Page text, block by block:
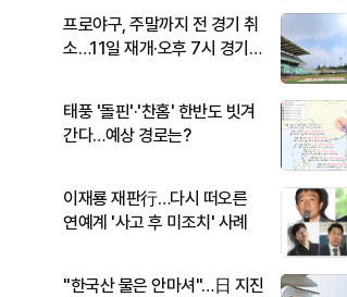
프로야구, 주말까지 전 경기 취
소…11일 재개·오후 7시 경기
태풍 '돌핀'·'찬홈' 한반도 빗겨
간다…예상 경로는?
이재룡 재판行…다시 떠오른
연예계 '사고 후 미조치' 사례
"한국산 물은 안마셔"…日 지진